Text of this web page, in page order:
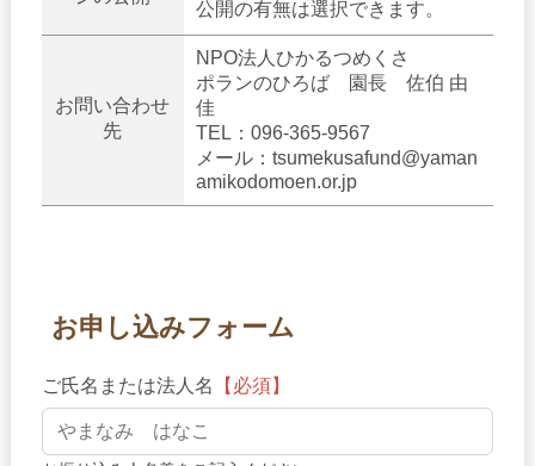
公開の有無は選択できます。
お問い合わせ
先
NPO法人ひかるつめくさ
ポランのひろば 園長 佐伯 由
佳
TEL：096-365-9567
メール：tsumekusafund@yaman
amikodomoen.or.jp
お申し込みフォーム
ご氏名または法人名 【必須】